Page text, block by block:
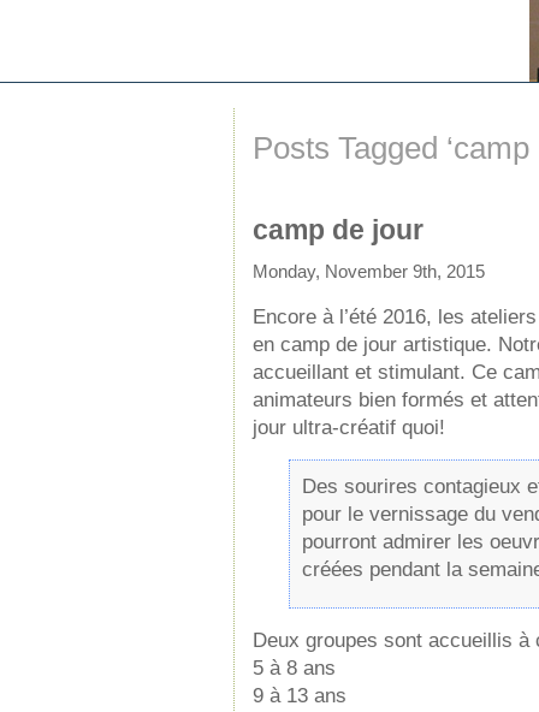
Posts Tagged
camp de jour
Monday, November 9th, 2015
Encore à l’été 2016, les
en camp de jour artistique.
accueillant et stimulant. Ce
animateurs bien formés et
jour ultra-créatif quoi!
Des sourires contagieux
pour le vernissage du
pourront admirer les
créées pendant la
Deux groupes sont accueillis à
5 à 8 ans
9 à 13 ans